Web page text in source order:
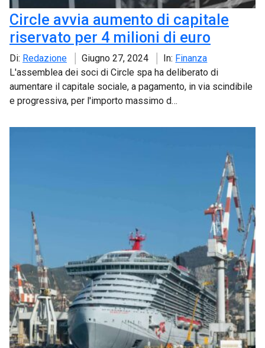
Circle avvia aumento di capitale
riservato per 4 milioni di euro
Di: Redazione Giugno 27, 2024 In: Finanza
L'assemblea dei soci di Circle spa ha deliberato di
aumentare il capitale sociale, a pagamento, in via scindibile
e progressiva, per l'importo massimo d…